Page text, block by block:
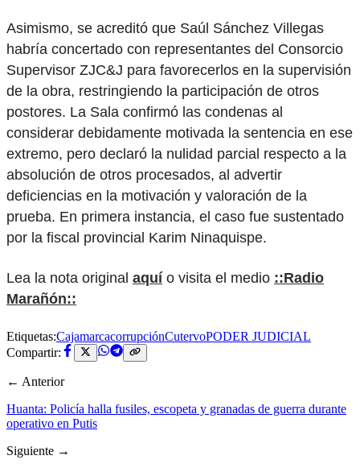
Asimismo, se acreditó que Saúl Sánchez Villegas
habría concertado con representantes del Consorcio
Supervisor ZJC&J para favorecerlos en la supervisión
de la obra, restringiendo la participación de otros
postores. La Sala confirmó las condenas al
considerar debidamente motivada la sentencia en ese
extremo, pero declaró la nulidad parcial respecto a la
absolución de otros procesados, al advertir
deficiencias en la motivación y valoración de la
prueba. En primera instancia, el caso fue sustentado
por la fiscal provincial Karim Ninaquispe.
Lea la nota original aquí o visita el medio ::Radio
Marañón::
Etiquetas:CajamarcacorrupciónCutervoPODER JUDICIAL
Compartir:
← Anterior
Huanta: Policía halla fusiles, escopeta y granadas de guerra durante
operativo en Putis
Siguiente →